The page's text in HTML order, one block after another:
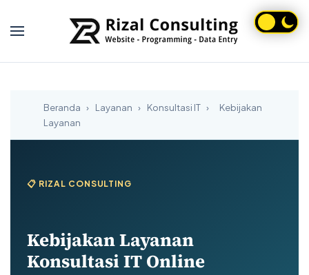
Skip to main content
Beranda › Layanan › Konsultasi IT ›
Kebijakan
Layanan
📋 RIZAL CONSULTING
Kebijakan Layanan
Konsultasi IT Online